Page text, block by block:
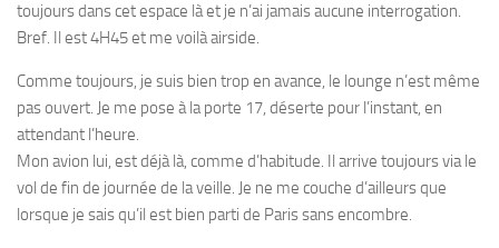
toujours dans cet espace là et je n’ai jamais aucune interrogation.
Bref. Il est 4H45 et me voilà airside.
Comme toujours, je suis bien trop en avance, le lounge n’est même
pas ouvert. Je me pose à la porte 17, déserte pour l’instant, en
attendant l’heure.
Mon avion lui, est déjà là, comme d’habitude. Il arrive toujours via le
vol de fin de journée de la veille. Je ne me couche d’ailleurs que
lorsque je sais qu’il est bien parti de Paris sans encombre.